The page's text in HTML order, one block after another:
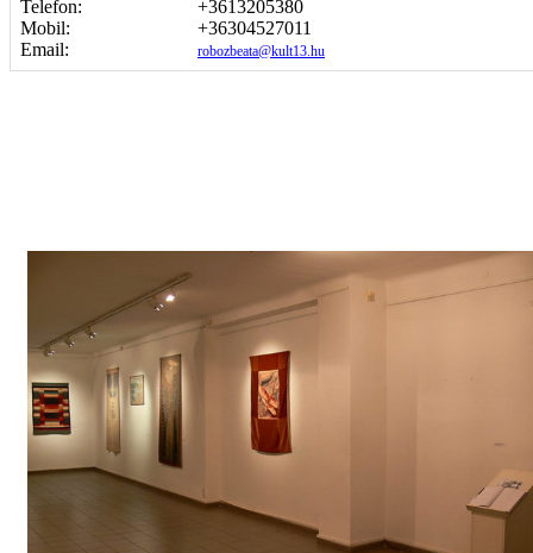
Telefon:
+3613205380
Mobil:
+36304527011
Email:
robozbeata@kult13.hu